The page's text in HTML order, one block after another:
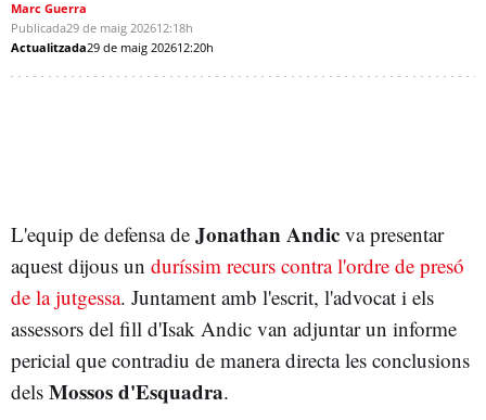
Marc Guerra
Publicada29 de maig 202612:18h
Actualitzada29 de maig 202612:20h
L'equip de defensa de Jonathan Andic va presentar
aquest dijous un duríssim recurs contra l'ordre de presó
de la jutgessa. Juntament amb l'escrit, l'advocat i els
assessors del fill d'Isak Andic van adjuntar un informe
pericial que contradiu de manera directa les conclusions
dels Mossos d'Esquadra.